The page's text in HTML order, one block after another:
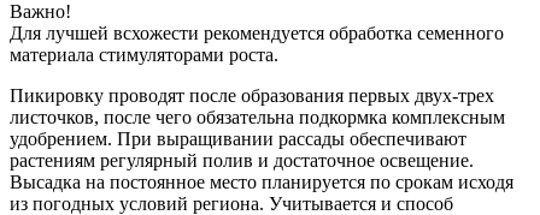
Важно!
Для лучшей всхожести рекомендуется обработка семенного
материала стимуляторами роста.
Пикировку проводят после образования первых двух-трех
листочков, после чего обязательна подкормка комплексным
удобрением. При выращивании рассады обеспечивают
растениям регулярный полив и достаточное освещение.
Высадка на постоянное место планируется по срокам исходя
из погодных условий региона. Учитывается и способ